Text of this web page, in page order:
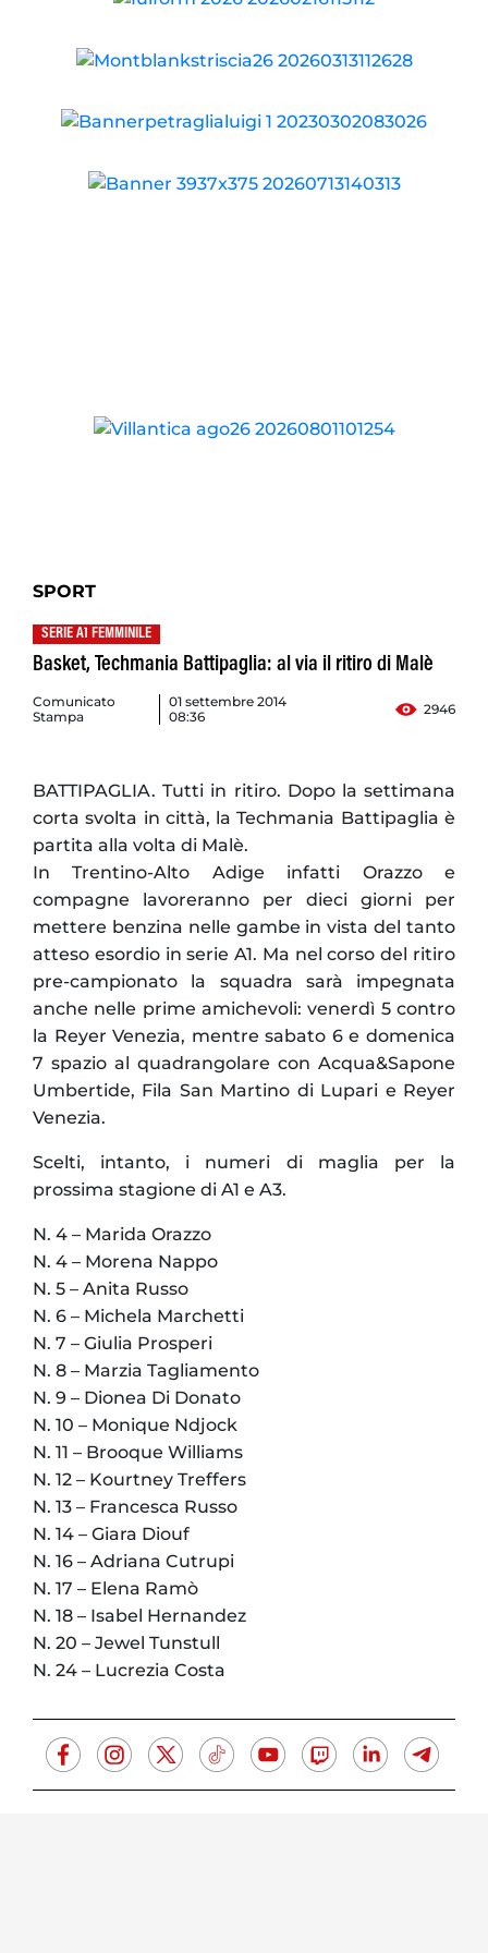
SPORT
SERIE A1 FEMMINILE
Basket, Techmania Battipaglia: al via il ritiro di Malè
Comunicato
Stampa
01 settembre 2014
08:36
2946
BATTIPAGLIA. Tutti in ritiro. Dopo la settimana
corta svolta in città, la Techmania Battipaglia è
partita alla volta di Malè.
In Trentino-Alto Adige infatti Orazzo e
compagne lavoreranno per dieci giorni per
mettere benzina nelle gambe in vista del tanto
atteso esordio in serie A1. Ma nel corso del ritiro
pre-campionato la squadra sarà impegnata
anche nelle prime amichevoli: venerdì 5 contro
la Reyer Venezia, mentre sabato 6 e domenica
7 spazio al quadrangolare con Acqua&Sapone
Umbertide, Fila San Martino di Lupari e Reyer
Venezia.
Scelti, intanto, i numeri di maglia per la
prossima stagione di A1 e A3.
N. 4 – Marida Orazzo
N. 4 – Morena Nappo
N. 5 – Anita Russo
N. 6 – Michela Marchetti
N. 7 – Giulia Prosperi
N. 8 – Marzia Tagliamento
N. 9 – Dionea Di Donato
N. 10 – Monique Ndjock
N. 11 – Brooque Williams
N. 12 – Kourtney Treffers
N. 13 – Francesca Russo
N. 14 – Giara Diouf
N. 16 – Adriana Cutrupi
N. 17 – Elena Ramò
N. 18 – Isabel Hernandez
N. 20 – Jewel Tunstull
N. 24 – Lucrezia Costa